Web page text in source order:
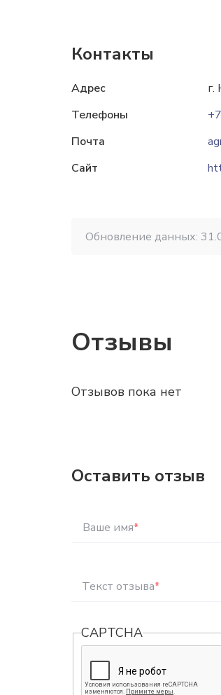
Контакты
Адрес
г.
Телефоны
Почта
Сайт
Обновление данных:
Отзывы
Отзывов пока нет
Оставить отзыв
Ваше имя*
Текст отзыва*
CAPTCHA